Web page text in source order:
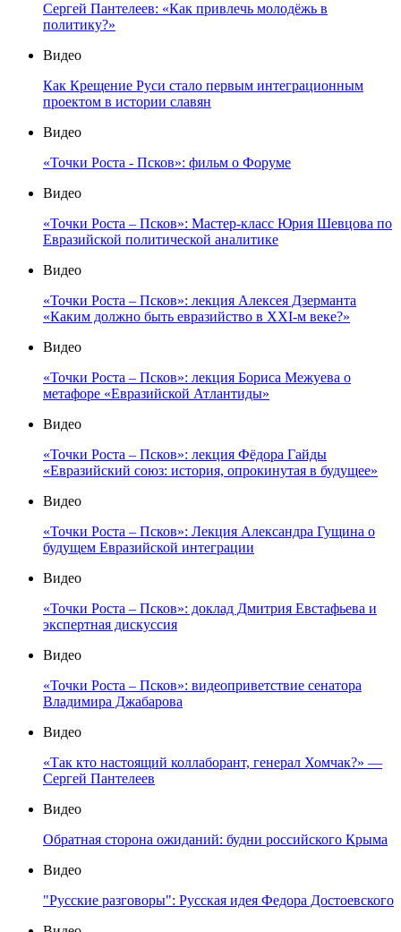
Сергей Пантелеев: «Как привлечь молодёжь в
политику?»
Видео
Как Крещение Руси стало первым интеграционным
проектом в истории славян
Видео
«Точки Роста - Псков»: фильм о Форуме
Видео
«Точки Роста – Псков»: Мастер-класс Юрия Шевцова по
Евразийской политической аналитике
Видео
«Точки Роста – Псков»: лекция Алексея Дзерманта
«Каким должно быть евразийство в XXI-м веке?»
Видео
«Точки Роста – Псков»: лекция Бориса Межуева о
метафоре «Евразийской Атлантиды»
Видео
«Точки Роста – Псков»: лекция Фёдора Гайды
«Евразийский союз: история, опрокинутая в будущее»
Видео
«Точки Роста – Псков»: Лекция Александра Гущина о
будущем Евразийской интеграции
Видео
«Точки Роста – Псков»: доклад Дмитрия Евстафьева и
экспертная дискуссия
Видео
«Точки Роста – Псков»: видеоприветствие сенатора
Владимира Джабарова
Видео
«Так кто настоящий коллаборант, генерал Хомчак?» —
Сергей Пантелеев
Видео
Обратная сторона ожиданий: будни российского Крыма
Видео
"Русские разговоры": Русская идея Федора Достоевского